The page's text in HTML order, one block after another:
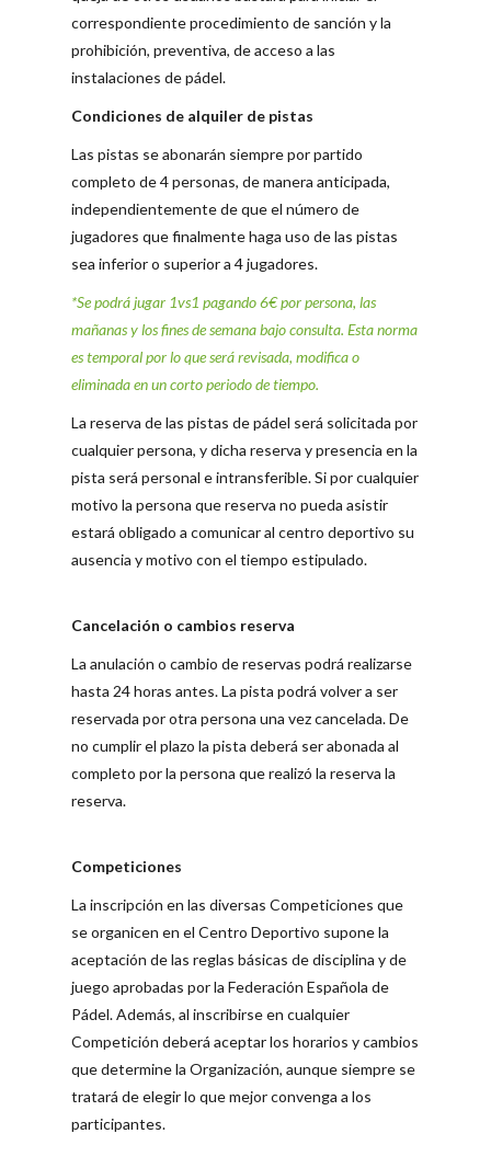
correspondiente procedimiento de sanción y la
prohibición, preventiva, de acceso a las
instalaciones de pádel.
Condiciones de alquiler de pistas
Las pistas se abonarán siempre por partido
completo de 4 personas, de manera anticipada,
independientemente de que el número de
jugadores que finalmente haga uso de las pistas
sea inferior o superior a 4 jugadores.
*Se podrá jugar 1vs1 pagando 6€ por persona, las
mañanas y los fines de semana bajo consulta. Esta norma
es temporal por lo que será revisada, modifica o
eliminada en un corto periodo de tiempo.
La reserva de las pistas de pádel será solicitada por
cualquier persona, y dicha reserva y presencia en la
pista será personal e intransferible. Si por cualquier
motivo la persona que reserva no pueda asistir
estará obligado a comunicar al centro deportivo su
ausencia y motivo con el tiempo estipulado.
Cancelación o cambios reserva
La anulación o cambio de reservas podrá realizarse
hasta 24horas antes. La pista podrá volver a ser
reservada por otra persona una vez cancelada. De
no cumplir el plazo la pista deberá ser abonada al
completo por la persona que realizó la reserva la
reserva.
Competiciones
La inscripción en las diversas Competiciones que
se organicen en el Centro Deportivo supone la
aceptación de las reglas básicas de disciplina y de
juego aprobadas por la Federación Española de
Pádel. Además, al inscribirse en cualquier
Competición deberá aceptar los horarios y cambios
que determine la Organización, aunque siempre se
tratará de elegir lo que mejor convenga a los
participantes.